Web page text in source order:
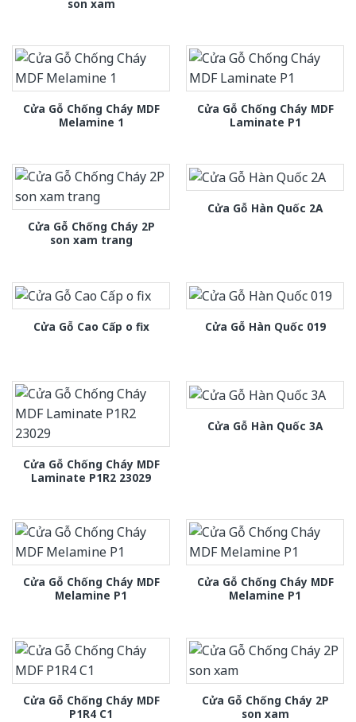
son xam
Cửa Gỗ Chống Cháy MDF
Melamine 1
Cửa Gỗ Chống Cháy MDF
Laminate P1
Cửa Gỗ Chống Cháy 2P
son xam trang
Cửa Gỗ Hàn Quốc 2A
Cửa Gỗ Cao Cấp o fix Cửa Gỗ Hàn Quốc 019
Cửa Gỗ Chống Cháy MDF
Laminate P1R2 23029
Cửa Gỗ Hàn Quốc 3A
Cửa Gỗ Chống Cháy MDF
Melamine P1
Cửa Gỗ Chống Cháy MDF
Melamine P1
Cửa Gỗ Chống Cháy MDF
P1R4 C1
Cửa Gỗ Chống Cháy 2P
son xam